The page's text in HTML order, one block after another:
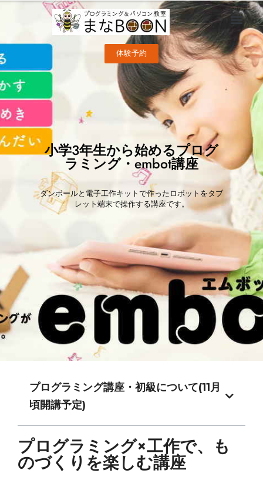
体験予約
小学3年生から始めるプログ
ラミング・embot講座
ダンボールと電子工作キットで作ったロボットをタブ
レット端末で操作する講座です。
プログラミング講座・初級について(11月
頃開講予定)
プログラミング×工作で、も
のづくりを楽しむ講座